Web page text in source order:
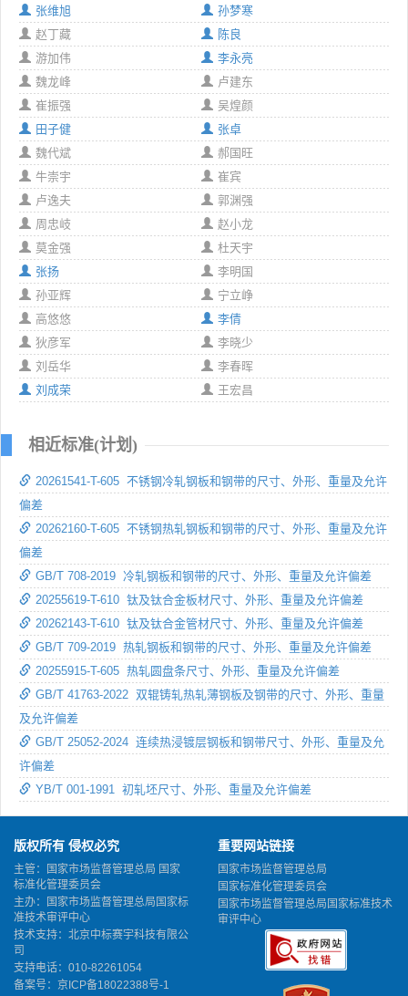
张维旭
孙梦寒
赵丁藏
陈良
游加伟
李永亮
魏龙峰
卢建东
崔振强
吴煌颜
田子健
张卓
魏代斌
郝国旺
牛崇宇
崔宾
卢逸夫
郭渊强
周忠岐
赵小龙
莫金强
杜天宇
张扬
李明国
孙亚辉
宁立峥
高悠悠
李倩
狄彦军
李晓少
刘岳华
李春晖
刘成荣
王宏昌
相近标准(计划)
20261541-T-605 不锈钢冷轧钢板和钢带的尺寸、外形、重量及允许
偏差
20262160-T-605 不锈钢热轧钢板和钢带的尺寸、外形、重量及允许
偏差
GB/T 708-2019 冷轧钢板和钢带的尺寸、外形、重量及允许偏差
20255619-T-610 钛及钛合金板材尺寸、外形、重量及允许偏差
20262143-T-610 钛及钛合金管材尺寸、外形、重量及允许偏差
GB/T 709-2019 热轧钢板和钢带的尺寸、外形、重量及允许偏差
20255915-T-605 热轧圆盘条尺寸、外形、重量及允许偏差
GB/T 41763-2022 双辊铸轧热轧薄钢板及钢带的尺寸、外形、重量
及允许偏差
GB/T 25052-2024 连续热浸镀层钢板和钢带尺寸、外形、重量及允
许偏差
YB/T 001-1991 初轧坯尺寸、外形、重量及允许偏差
版权所有 侵权必究
主管：国家市场监督管理总局 国家
标准化管理委员会
主办：国家市场监督管理总局国家标
准技术审评中心
技术支持：北京中标赛宇科技有限公
司
支持电话：010-82261054
备案号： 京ICP备18022388号-1
重要网站链接
国家市场监督管理总局
国家标准化管理委员会
国家市场监督管理总局国家标准技术
审评中心